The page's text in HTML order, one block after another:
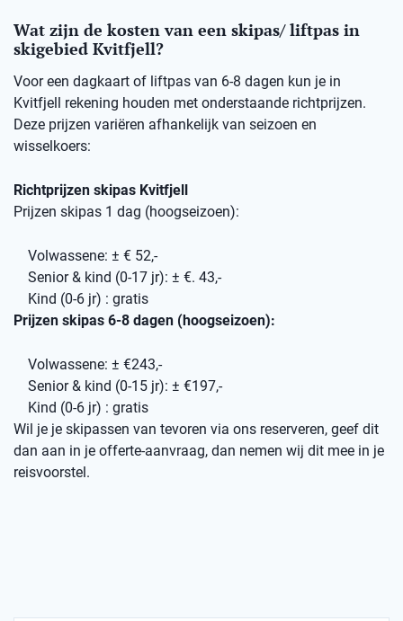
Wat zijn de kosten van een skipas/ liftpas in
skigebied Kvitfjell?
Voor een dagkaart of liftpas van 6-8 dagen kun je in
Kvitfjell rekening houden met onderstaande richtprijzen.
Deze prijzen variëren afhankelijk van seizoen en
wisselkoers:
Richtprijzen skipas Kvitfjell
Prijzen skipas 1 dag (hoogseizoen):
Volwassene: ± € 52,-
Senior & kind (0-17 jr): ± €. 43,-
Kind (0-6 jr) : gratis
Prijzen skipas 6-8 dagen (hoogseizoen):
Volwassene: ± €243,-
Senior & kind (0-15 jr): ± €197,-
Kind (0-6 jr) : gratis
Wil je je skipassen van tevoren via ons reserveren, geef dit
dan aan in je offerte-aanvraag, dan nemen wij dit mee in je
reisvoorstel.